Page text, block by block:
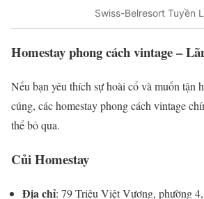
Swiss-Belresort Tuyền
Homestay phong cách vintage –
Nếu bạn yêu thích sự hoài cổ và muốn tận
cúng, các homestay phong cách vintage
thể bỏ qua.
Củi Homestay
Địa chỉ: 79 Triệu Việt Vương, phường